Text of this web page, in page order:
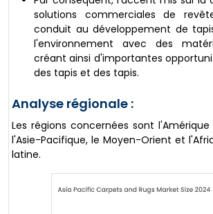
solutions commerciales de
conduit au développement de
l'environnement avec des
créant ainsi d'importantes
des tapis et des tapis.
Analyse régionale :
Les régions concernées sont l'Amérique
l'Asie-Pacifique, le Moyen-Orient et
latine.